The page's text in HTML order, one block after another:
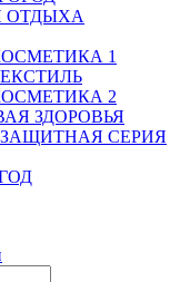
ОТДЫХА
1
2
ЗДОРОВЬЯ
СЕРИЯ